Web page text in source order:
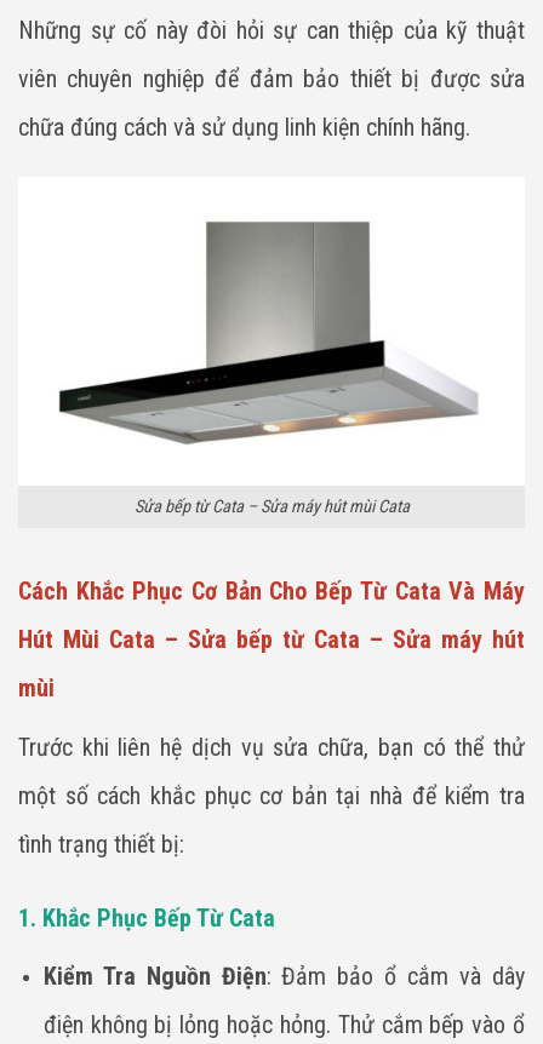
Những sự cố này đòi hỏi sự can thiệp của kỹ thuật
viên chuyên nghiệp để đảm bảo thiết bị được sửa
chữa đúng cách và sử dụng linh kiện chính hãng.
Sửa bếp từ Cata – Sửa máy hút mùi Cata
Cách Khắc Phục Cơ Bản Cho Bếp Từ Cata Và Máy
Hút Mùi Cata – Sửa bếp từ Cata – Sửa máy hút
mùi
Trước khi liên hệ dịch vụ sửa chữa, bạn có thể thử
một số cách khắc phục cơ bản tại nhà để kiểm tra
tình trạng thiết bị:
1. Khắc Phục Bếp Từ Cata
Kiểm Tra Nguồn Điện: Đảm bảo ổ cắm và dây
điện không bị lỏng hoặc hỏng. Thử cắm bếp vào ổ